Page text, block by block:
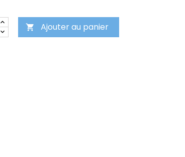
 Ajouter au panier